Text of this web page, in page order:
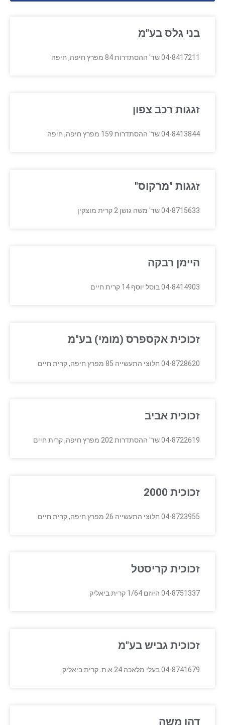
בני גלס בע"מ
04-8417211 שד' ההסתדרות 84 מפרץ חיפה, חיפה
זגגות רכב צפון
04-8413844 שד' ההסתדרות 159 מפרץ חיפה, חיפה
זגגות "מרקוס"
04-8715633 שד' משה גושן 2 קרית מוצקין
היימן רבקה
04-8414903 בוסל יוסף 14 קרית חיים
זכוכית אקספרס (מומי) בע"מ
04-8728620 חלוצי התעשייה 85 מפרץ חיפה, קרית חיים
זכוכית אביב
04-8722619 שד' ההסתדרות 202 מפרץ חיפה, קרית חיים
זכוכית 2000
04-8723955 חלוצי התעשייה 26 מפרץ חיפה, קרית חיים
זכוכית קריסטל
04-8751337 היוזם 1/64 קרית ביאליק
זכוכית גביש בע"מ
04-8741679 בעלי מלאכה 24 א.ת. קרית ביאליק
דהן משה